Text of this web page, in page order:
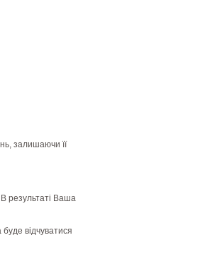
залишаючи її
В результаті Ваша
відчуватися